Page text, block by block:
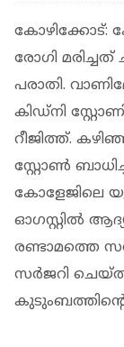
കോഴിക്കോട്:
രോഗി മരിച്ചത്
പരാതി.
കിഡ്‌നി
റീജിത്ത്.
സ്റ്റോണ്‍
കോളേജിലെ
ഓഗസ്റ്റില്‍
രണ്ടാമത്തെ
സര്‍ജറി